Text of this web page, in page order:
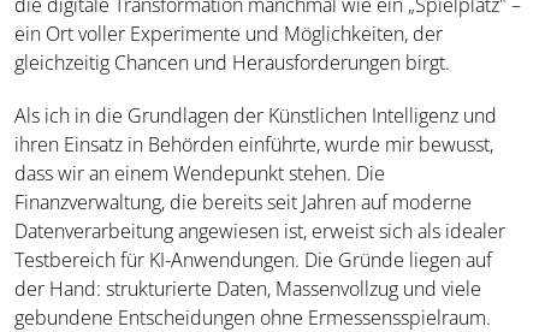
ein Ort voller Experimente und Möglichkeiten, der
gleichzeitig Chancen und Herausforderungen birgt.
Als ich in die Grundlagen der Künstlichen Intelligenz und
ihren Einsatz in Behörden einführte, wurde mir bewusst,
dass wir an einem Wendepunkt stehen. Die
Finanzverwaltung, die bereits seit Jahren auf moderne
Datenverarbeitung angewiesen ist, erweist sich als idealer
Testbereich für KI-Anwendungen. Die Gründe liegen auf
der Hand: strukturierte Daten, Massenvollzug und viele
gebundene Entscheidungen ohne Ermessensspielraum.